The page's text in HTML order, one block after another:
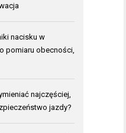
nacisku w
pomiaru obecności,
najczęściej,
jazdy?